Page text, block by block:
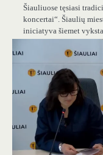
Šiauliuose tęsiasi
koncertai“. Šiaulių
iniciatyva šiemet